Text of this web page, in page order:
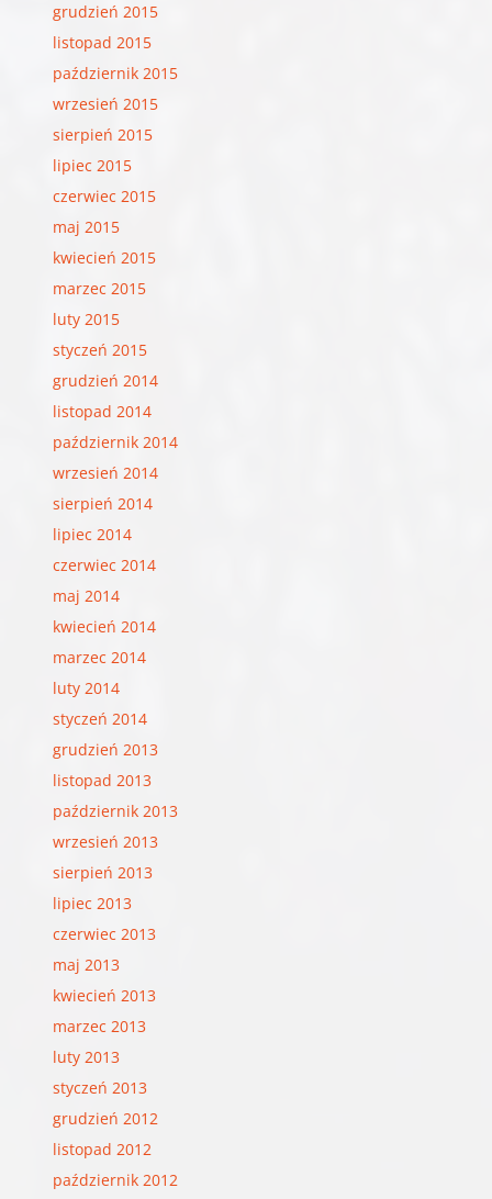
grudzień 2015
listopad 2015
październik 2015
wrzesień 2015
sierpień 2015
lipiec 2015
czerwiec 2015
maj 2015
kwiecień 2015
marzec 2015
luty 2015
styczeń 2015
grudzień 2014
listopad 2014
październik 2014
wrzesień 2014
sierpień 2014
lipiec 2014
czerwiec 2014
maj 2014
kwiecień 2014
marzec 2014
luty 2014
styczeń 2014
grudzień 2013
listopad 2013
październik 2013
wrzesień 2013
sierpień 2013
lipiec 2013
czerwiec 2013
maj 2013
kwiecień 2013
marzec 2013
luty 2013
styczeń 2013
grudzień 2012
listopad 2012
październik 2012